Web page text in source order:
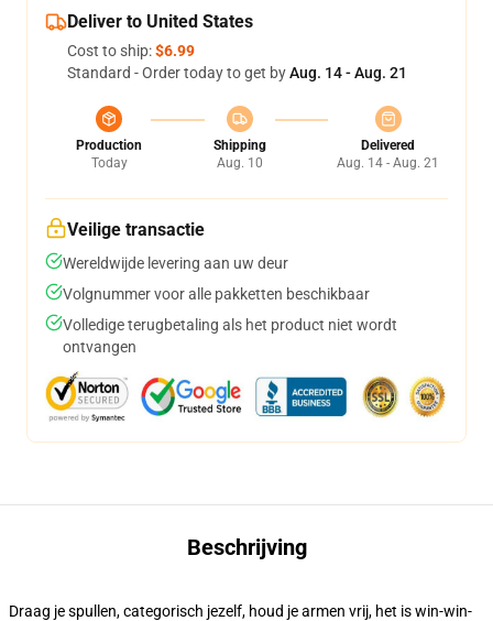
Deliver to United States
Cost to ship:$6.99
Standard - Order today to get byAug. 14 - Aug. 21
Production
Today
Shipping
Aug. 10
Delivered
Aug. 14 - Aug. 21
Veilige transactie
Wereldwijde levering aan uw deur
Volgnummer voor alle pakketten beschikbaar
Volledige terugbetaling als het product niet wordt
ontvangen
Beschrijving
Draag je spullen, categorisch jezelf, houd je armen vrij, het is win-win-